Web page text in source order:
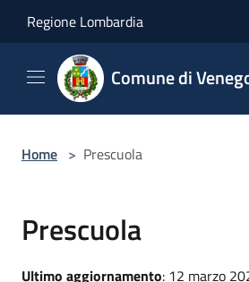
Regione Lombardia
Comune di
Home > Prescuola
Prescuola
Ultimo aggiornamento: 12 marzo